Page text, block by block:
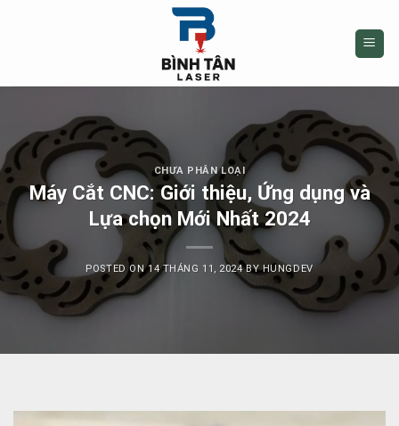
CHƯA PHÂN LOẠI
Máy Cắt CNC: Giới thiệu, Ứng dụng và
Lựa chọn Mới Nhất 2024
POSTED ON14 THÁNG 11, 2024 BYHUNGDEV